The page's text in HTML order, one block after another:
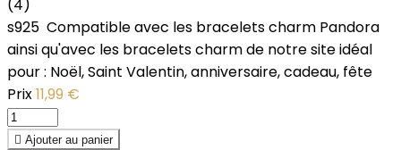
(4)
s925 Compatible avec les bracelets charm Pandora
ainsi qu'avec les bracelets charm de notre site idéal
pour : Noël, Saint Valentin, anniversaire, cadeau, fête
Prix11,99 €
 Ajouter au panier